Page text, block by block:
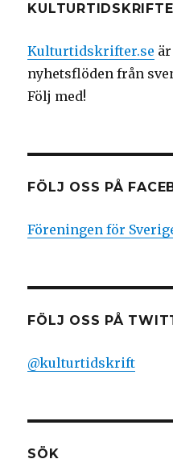
Kulturtidskrifter.se
nyhetsflöden från
Följ med!
FÖLJ OSS PÅ
Föreningen för
FÖLJ OSS PÅ
@kulturtidskrift
SÖK